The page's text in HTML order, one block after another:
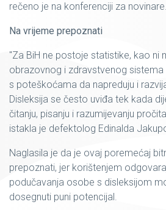
rečeno je na konferenciji za novinare.
Na vrijeme prepoznati
"Za BiH ne postoje statistike, kao ni
obrazovnog i zdravstvenog
s poteškoćama da napreduju i
Disleksija se često uviđa tek kada
čitanju, pisanju i razumijevanju
istakla je defektolog Edinalda
Naglasila je da je ovaj poremećaj
prepoznati, jer korištenjem
podučavanja osobe s disleksijom
dosegnuti puni potencijal.